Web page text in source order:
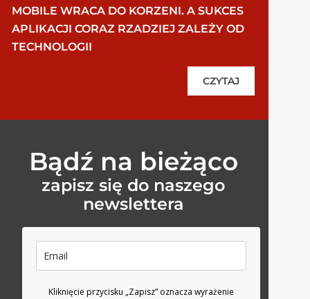
MOBILE WRACA DO KORZENI. A SUKCES
APLIKACJI CORAZ RZADZIEJ ZALEŻY OD
TECHNOLOGII
CZYTAJ
Bądź na bieżąco
zapisz się do naszego
newslettera
Kliknięcie przycisku „Zapisz” oznacza wyrażenie